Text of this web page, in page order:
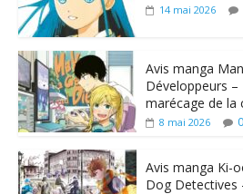
14 mai 2026
Avis manga
Développeurs –
marécage de la
8 mai 2026 0
Avis manga Ki-
Dog Detectives